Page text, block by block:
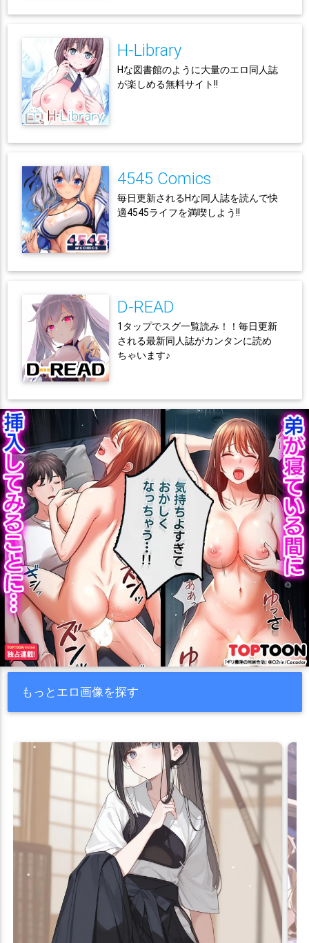
H-Library
Hな図書館のように大量のエロ同人誌
が楽しめる無料サイト!!
4545 Comics
毎日更新されるHな同人誌を読んで快
適4545ライフを満喫しよう!!
D-READ
1タップでスグ一覧読み！！毎日更新
される最新同人誌がカンタンに読め
ちゃいます♪
もっとエロ画像を探す